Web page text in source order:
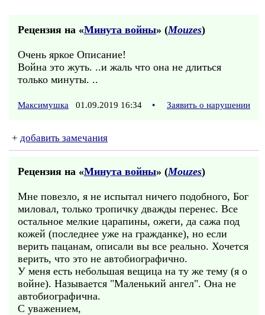
Рецензия на «Минута войны» (Mouzes)
Очень яркое Описание!
Война это жуть. ..и жаль что она не длиться
только минуты. ..
Максимушка 01.09.2019 16:34 • Заявить о нарушении
+ добавить замечания
Рецензия на «Минута войны» (Mouzes)
Мне повезло, я не испытал ничего подобного, Бог
миловал, только тропичку дважды перенес. Все
остальное мелкие царапины, ожеги, да сажа под
кожей (последнее уже на гражданке), но если
верить пацанам, описали вы все реально. Хочется
верить, что это не автобиографично.
У меня есть небольшая вещица на ту же тему (я о
войне). Называется "Маленький ангел". Она не
автобиографична.
С уважением,